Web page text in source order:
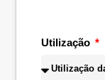
Utilização